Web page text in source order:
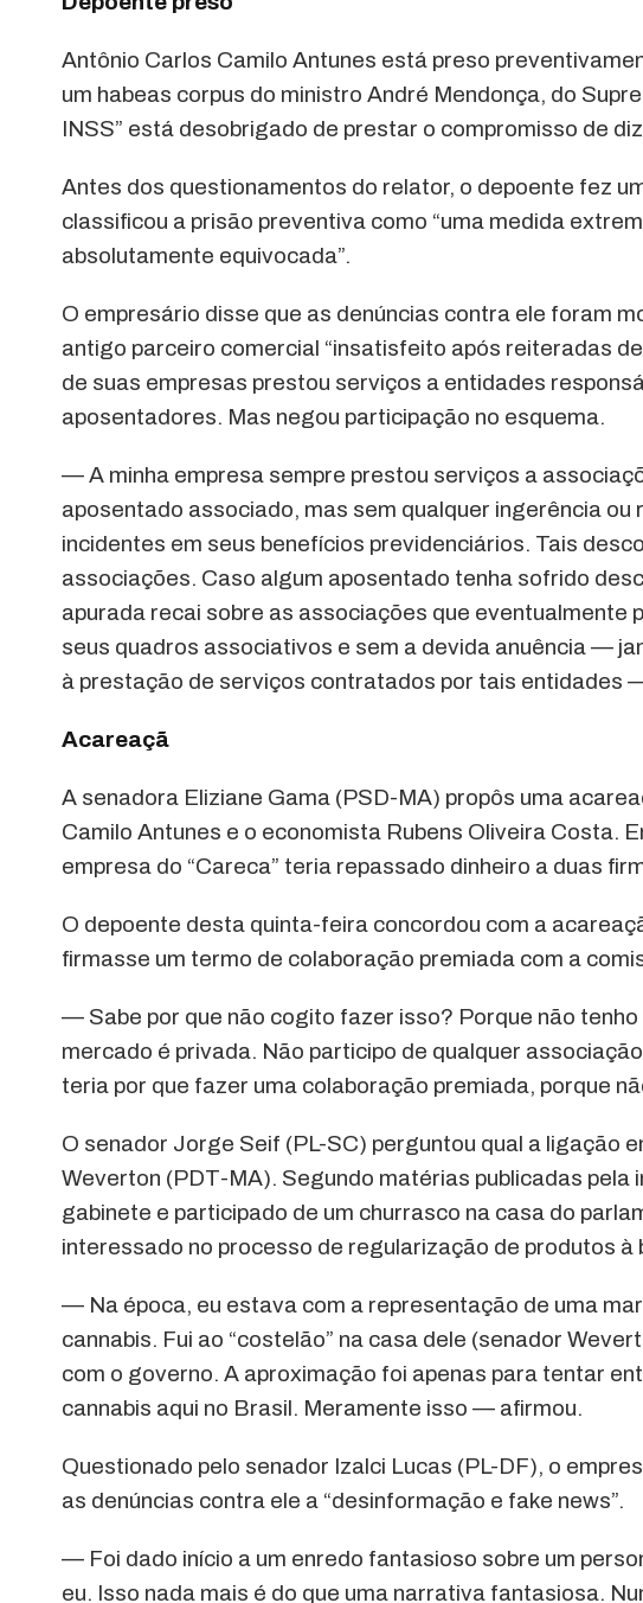
Antônio Carlos Camilo Antunes está preso
um habeas corpus do ministro André Mendonça, do
INSS” está desobrigado de prestar o compromisso de
Antes dos questionamentos do relator, o depoente fez
classificou a prisão preventiva como “uma medida
absolutamente equivocada”.
O empresário disse que as denúncias contra ele foram
antigo parceiro comercial “insatisfeito após reiteradas
de suas empresas prestou serviços a entidades
aposentadores. Mas negou participação no esquema.
— A minha empresa sempre prestou serviços a
aposentado associado, mas sem qualquer ingerência
incidentes em seus benefícios previdenciários. Tais
associações. Caso algum aposentado tenha sofrido
apurada recai sobre as associações que eventualmente
seus quadros associativos e sem a devida anuência —
à prestação de serviços contratados por tais entidades
Acareaçã
A senadora Eliziane Gama (PSD-MA) propôs uma
Camilo Antunes e o economista Rubens Oliveira Costa.
empresa do “Careca” teria repassado dinheiro a duas
O depoente desta quinta-feira concordou com a
firmasse um termo de colaboração premiada com a
— Sabe por que não cogito fazer isso? Porque não
mercado é privada. Não participo de qualquer
teria por que fazer uma colaboração premiada, porque
O senador Jorge Seif (PL-SC) perguntou qual a ligação
Weverton (PDT-MA). Segundo matérias publicadas pela
gabinete e participado de um churrasco na casa do
interessado no processo de regularização de produtos à
— Na época, eu estava com a representação de uma
cannabis. Fui ao “costelão” na casa dele (senador
com o governo. A aproximação foi apenas para tentar
cannabis aqui no Brasil. Meramente isso — afirmou.
Questionado pelo senador Izalci Lucas (PL-DF), o
as denúncias contra ele a “desinformação e fake news”.
— Foi dado início a um enredo fantasioso sobre um
eu. Isso nada mais é do que uma narrativa fantasiosa.